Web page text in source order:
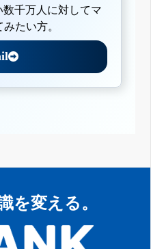
千万人に対してマ
たい方。
を変える。